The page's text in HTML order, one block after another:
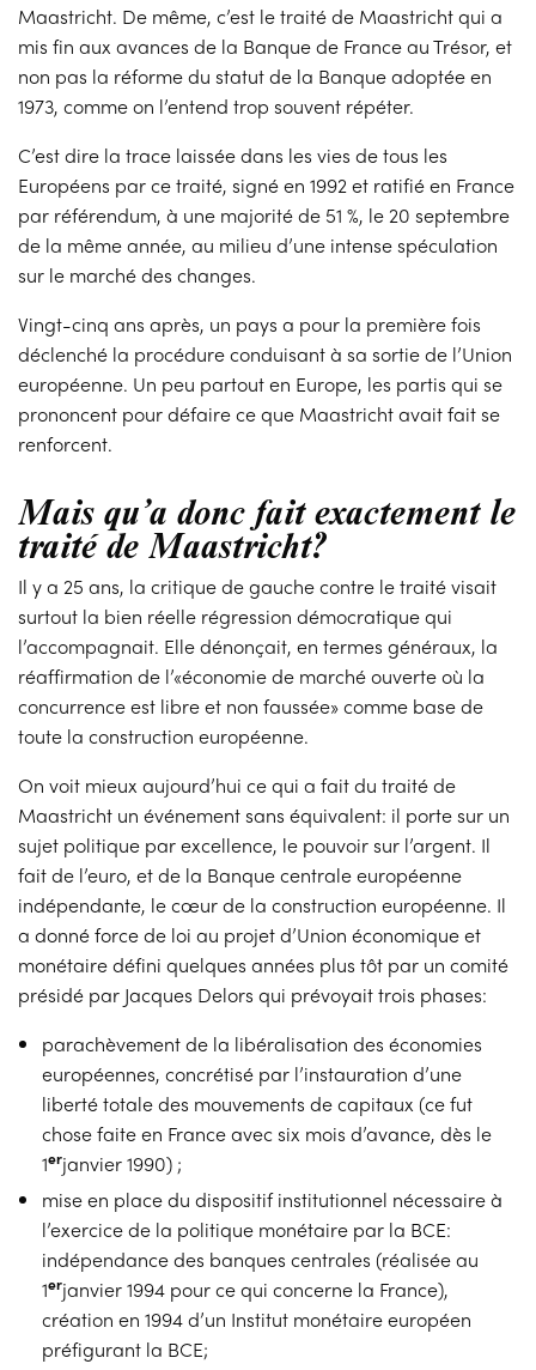
Maastricht. De même, c’est le traité de Maastricht qui a
mis fin aux avances de la Banque de France au Trésor, et
non pas la réforme du statut de la Banque adoptée en
1973, comme on l’entend trop souvent répéter.
C’est dire la trace laissée dans les vies de tous les
Européens par ce traité, signé en 1992 et ratifié en France
par référendum, à une majorité de 51 %, le 20 septembre
de la même année, au milieu d’une intense spéculation
sur le marché des changes.
Vingt-cinq ans après, un pays a pour la première fois
déclenché la procédure conduisant à sa sortie de l’Union
européenne. Un peu partout en Europe, les partis qui se
prononcent pour défaire ce que Maastricht avait fait se
renforcent.
Mais qu’a donc fait exactement le
traité de Maastricht?
Il y a 25 ans, la critique de gauche contre le traité visait
surtout la bien réelle régression démocratique qui
l’accompagnait. Elle dénonçait, en termes généraux, la
réaffirmation de l’«économie de marché ouverte où la
concurrence est libre et non faussée» comme base de
toute la construction européenne.
On voit mieux aujourd’hui ce qui a fait du traité de
Maastricht un événement sans équivalent: il porte sur un
sujet politique par excellence, le pouvoir sur l’argent. Il
fait de l’euro, et de la Banque centrale européenne
indépendante, le cœur de la construction européenne. Il
a donné force de loi au projet d’Union économique et
monétaire défini quelques années plus tôt par un comité
présidé par Jacques Delors qui prévoyait trois phases:
parachèvement de la libéralisation des économies
européennes, concrétisé par l’instauration d’une
liberté totale des mouvements de capitaux (ce fut
chose faite en France avec six mois d’avance, dès le
1erjanvier 1990) ;
mise en place du dispositif institutionnel nécessaire à
l’exercice de la politique monétaire par la BCE:
indépendance des banques centrales (réalisée au
1erjanvier 1994 pour ce qui concerne la France),
création en 1994 d’un Institut monétaire européen
préfigurant la BCE;